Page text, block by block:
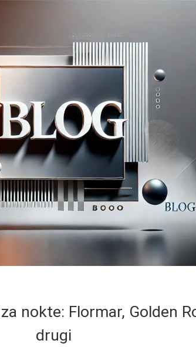
nokte: Flormar, Golden
drugi